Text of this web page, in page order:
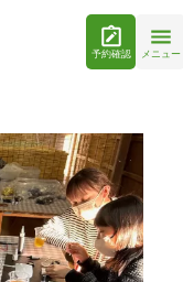
予約確認 メニュー